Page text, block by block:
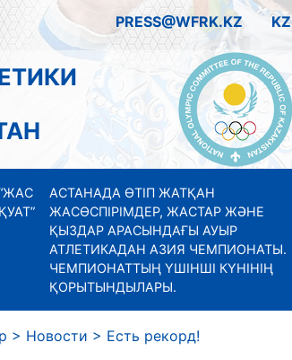
PRESS@WFRK.KZ KZ
ҚУАТ”
АСТАНАДА ӨТІП ЖАТҚАН
ЖАСӨСПІРІМДЕР, ЖАСТАР ЖӘНЕ
ҚЫЗДАР АРАСЫНДАҒЫ АУЫР
АТЛЕТИКАДАН АЗИЯ ЧЕМПИОНАТЫ.
ЧЕМПИОНАТТЫҢ ҮШІНШІ КҮНІНІҢ
ҚОРЫТЫНДЫЛАРЫ.
> Новости > Есть рекорд!